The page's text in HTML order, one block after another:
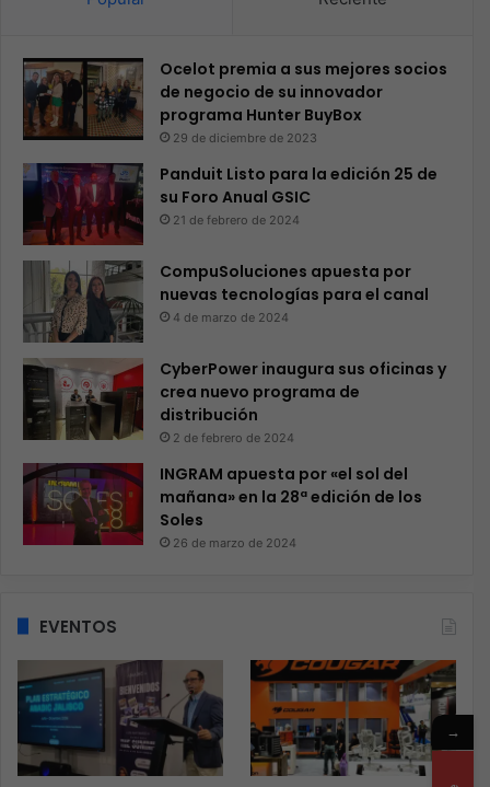
Ocelot premia a sus mejores socios
de negocio de su innovador
programa Hunter BuyBox
29 de diciembre de 2023
Panduit Listo para la edición 25 de
su Foro Anual GSIC
21 de febrero de 2024
CompuSoluciones apuesta por
nuevas tecnologías para el canal
4 de marzo de 2024
CyberPower inaugura sus oficinas y
crea nuevo programa de
distribución
2 de febrero de 2024
INGRAM apuesta por «el sol del
mañana» en la 28ª edición de los
Soles
26 de marzo de 2024
EVENTOS
→